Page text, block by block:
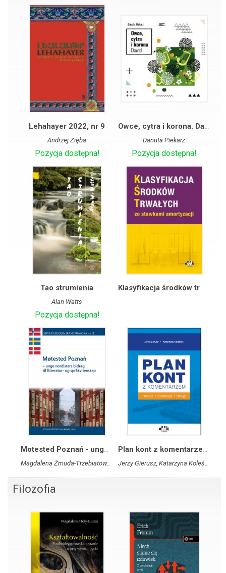
Lehahayer 2022, nr 9
Andrzej Zięba
Pozycja dostępna!
Owce, cytra i korona. Dawid
Danuta Piekarz
Pozycja dostępna!
Tao strumienia
Alan Watts
Pozycja dostępna!
Klasyfikacja środków trwałych ze stawkami amortyzacji
Motested Poznań - unge nordisters bidrag til litteratur- og sprakvitenskap
Magdalena Żmuda-Trzebiatowska, Aleksandra Wilkus-Wyrwa, Andrzej Szubert (red.)
Plan kont z komentarzem handel, produkcja, usługi
Jerzy Gierusz, Katarzyna Koleśnik
Filozofia